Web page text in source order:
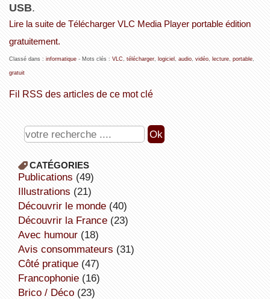
USB.
Lire la suite de Télécharger VLC Media Player portable édition
gratuitement.
Classé dans : informatique- Mots clés : VLC télécharger, logiciel audio, vidéo, lecture, portable,
gratuit
Fil RSS des articles de ce mot clé
CATÉGORIES
publications (49)
illustrations (21)
découvrir le monde(40)
découvrir la France(23)
avec humour(18)
avis consommateurs (31)
côté pratique(47)
Francophonie(16)
Brico / Déco(23)